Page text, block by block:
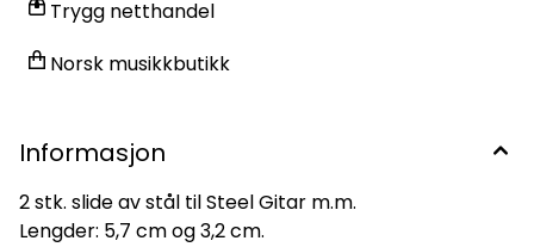
Trygg netthandel
Norsk musikkbutikk
Informasjon
2 stk. slide av stål til Steel Gitar m.m.
Lengder: 5,7 cm og 3,2 cm.